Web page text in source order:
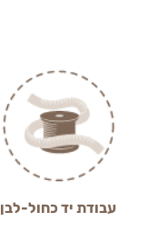
עבודת יד כחול-לבן